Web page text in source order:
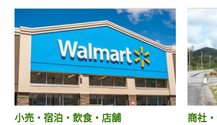
小売・宿泊・飲食・店舗 商社